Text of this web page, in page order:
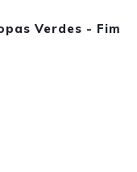
Verdes - Fim